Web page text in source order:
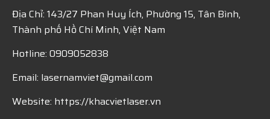
Địa Chỉ: 143/27 Phan Huy Ích, Phường 15, Tân Bình,
Thành phố Hồ Chí Minh, Việt Nam
Hotline: 0909052838
Email: lasernamviet@gmail.com
Website: https://khacvietlaser.vn